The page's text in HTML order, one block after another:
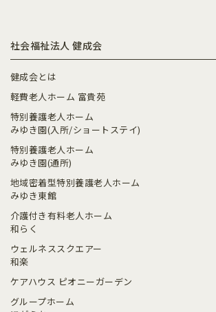
社会福祉法人 健成会
健成会とは
軽費老人ホーム 富貴苑
特別養護老人ホーム
みゆき園(入所/ショートステイ)
特別養護老人ホーム
みゆき園(通所)
地域密着型特別養護老人ホーム
みゆき東館
介護付き有料老人ホーム
和らく
ウェルネススクエアー
和楽
ケアハウス ピオニーガーデン
グループホーム